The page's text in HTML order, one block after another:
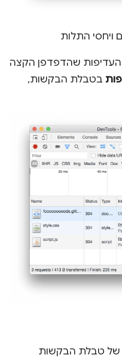
ויחסי התלות
שהדפדפן הקצה
בטבלת הבקשות,
של טבלת הבקשות